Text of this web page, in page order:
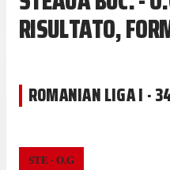
RISULTATO,
ROMANIAN LIGA I ·
STE · O.G